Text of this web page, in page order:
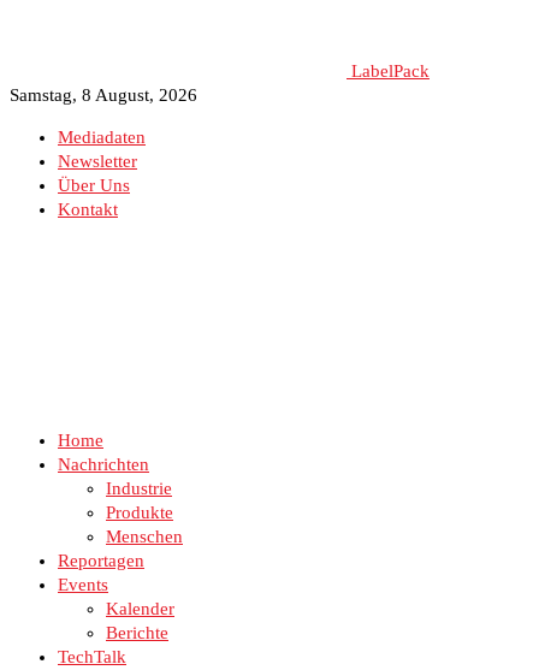
LabelPack
Samstag, 8 August, 2026
Mediadaten
Newsletter
Über Uns
Kontakt
Home
Nachrichten
Industrie
Produkte
Menschen
Reportagen
Events
Kalender
Berichte
TechTalk